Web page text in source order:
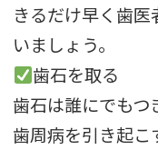
きるだけ早く歯
いましょう。
歯石を取る
歯石は誰にでもつ
歯周病を引き起こ